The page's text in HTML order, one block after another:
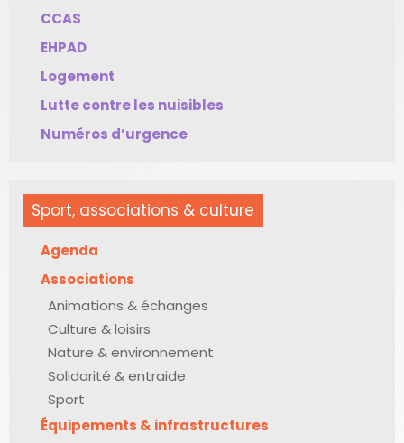
CCAS
EHPAD
Logement
Lutte contre les nuisibles
Numéros d’urgence
Sport, associations & culture
Agenda
Associations
Animations & échanges
Culture & loisirs
Nature & environnement
Solidarité & entraide
Sport
Équipements & infrastructures